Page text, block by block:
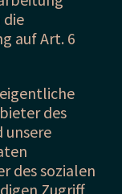
die
auf Art. 6
des
unsere
des sozialen
Zugriff